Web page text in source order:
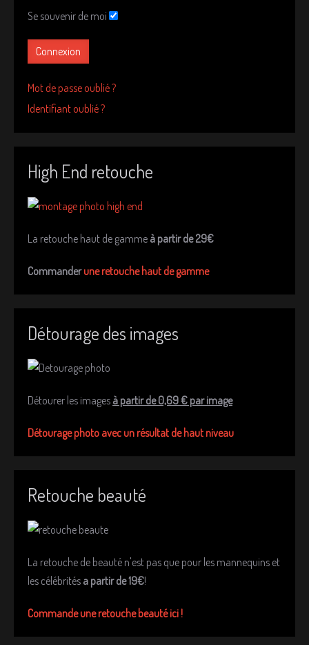
Se souvenir de moi
Connexion
Mot de passe oublié ?
Identifiant oublié ?
High End retouche
La retouche haut de gamme à partir de 29€
Commanderune retouche haut de gamme
Détourage des images
Détourer les images à partir de 0,69 € par image
Détourage photo avec un résultat de haut niveau
Retouche beauté
La retouche de beauté n'est pas que pour les mannequins et
les célébrités a partir de 19€!
Commande une retouche beauté ici !